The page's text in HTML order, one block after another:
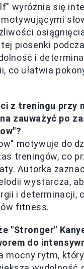
wyróżnia się
piosenki
i
co ułatwia
z treningu przy
zauważyć po
motywuje do
treningów, co
Autorka
wystarcza,
i determinacji,
fitness.
"Stronger"
do
mocny rytm,